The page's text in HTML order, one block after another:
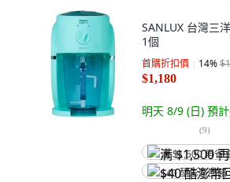
SANLUX 台灣三
1個
首購折扣價 14%
$1,180
明天 8/9 (日) 預
(9)
满 $1,500 再省
$40 酷澎幣回饋